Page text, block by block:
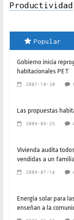
Productividad
Popular
Gobierno inicia
habitacionales PET
2007-10-30
Las propuestas
2009-06-26
Vivienda audita
vendidas a un
2009-07-14
Energía solar para
enseñan a la